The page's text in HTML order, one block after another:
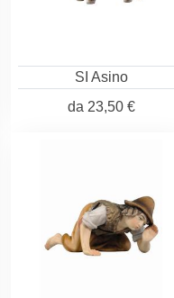
SI Asino
da 23,50 €